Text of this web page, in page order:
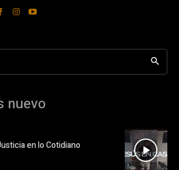
nuevo
en lo Cotidiano